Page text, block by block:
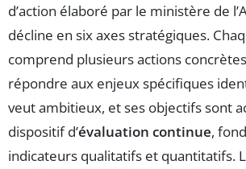
d’action élaboré par le ministère de
décline en six axes stratégiques.
comprend plusieurs actions
répondre aux enjeux spécifiques
veut ambitieux, et ses objectifs sont
dispositif d’évaluation continue,
indicateurs qualitatifs et quantitatifs.